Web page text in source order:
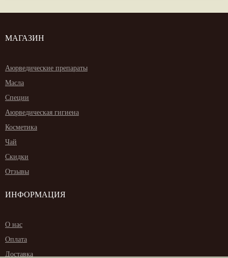
МАГАЗИН
Аюрведические препараты
Масла
Специи
Аюрведическая гигиена
Косметика
Чай
Скидки
Отзывы
ИНФОРМАЦИЯ
О нас
Оплата
Доставка